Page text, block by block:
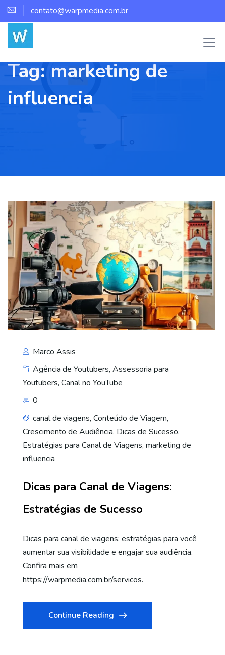
contato@warpmedia.com.br
Tag:marketing de
influencia
Marco Assis
Agência de Youtubers, Assessoria para
Youtubers, Canal no YouTube
0
canal de viagens, Conteúdo de Viagem,
Crescimento de Audiência, Dicas de Sucesso,
Estratégias para Canal de Viagens, marketing de
influencia
Dicas para Canal de Viagens:
Estratégias de Sucesso
Dicas para canal de viagens: estratégias para você
aumentar sua visibilidade e engajar sua audiência.
Confira mais em
https://warpmedia.com.br/servicos.
Continue Reading